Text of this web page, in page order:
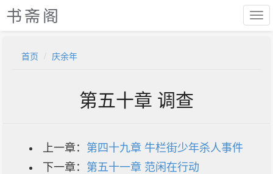
书斋阁
首页 庆余年
第五十章 调查
上一章： 第四十九章 牛栏街少年杀人事件
下一章： 第五十一章 范闲在行动